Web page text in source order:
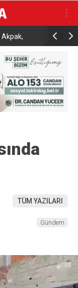
Tutuklu
açıklama
TÜM YAZILARI
Gündem